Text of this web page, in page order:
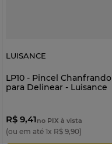
LUISANCE
LP10 - Pincel Chanfrando
para Delinear - Luisance
R$ 9,41no PIX à vista
(ou em até 1x R$ 9,90)